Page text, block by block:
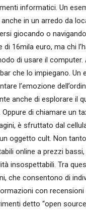
informatici. Un
in un arredo da
giocando o
di 16mila euro, ma chi
di usare il computer.
che lo impiegano.
l’emozione
anche di esplorare il
Oppure di chiamare un
è sfruttato dal
oggetto cult. Non
online a prezzi
insospettabili. Tra
che consentono di
con recensioni
detto “open